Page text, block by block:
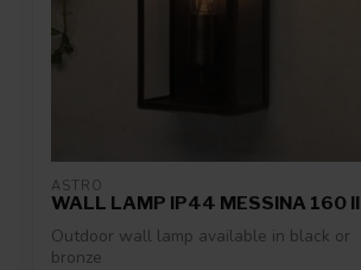
ASTRO
WALL LAMP IP44 MESSINA 160 II
Outdoor wall lamp available in black or
bronze